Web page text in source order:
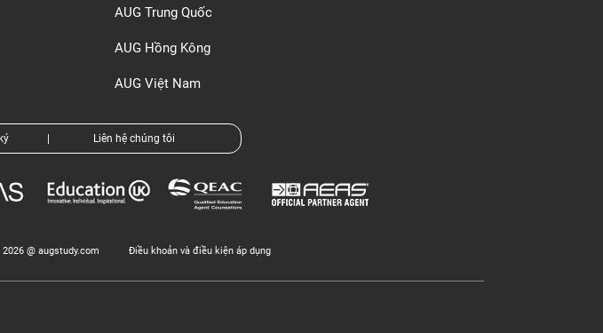
AUG Trung Quốc
AUG Hồng Kông
AUG Việt Nam
| Liên hệ chúng tôi
@ augstudy.com Điều khoản và điều kiện áp dụng